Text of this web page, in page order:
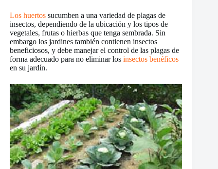
Los huertos sucumben a una variedad de plagas de
insectos, dependiendo de la ubicación y los tipos de
vegetales, frutas o hierbas que tenga sembrada. Sin
embargo los jardines también contienen insectos
beneficiosos, y debe manejar el control de las plagas de
forma adecuado para no eliminar los insectos benéficos
en su jardín.